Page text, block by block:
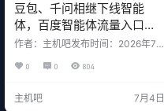
豆包、千问相继下线智能
体，百度智能体流量入口也
悄悄关了，AI智能体泡沫破
作者：主机吧发布时间：2026年7
智能体功能下线通知》，称由于产
年7月15日下线，用户可在10月15日
0 0 804
主机吧 7月4日